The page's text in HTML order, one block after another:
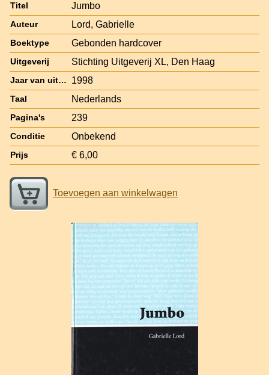
Titel Jumbo
Auteur Lord, Gabrielle
Boektype Gebonden hardcover
Uitgeverij Stichting Uitgeverij XL, Den Haag
Jaar van uitgave 1998
Taal Nederlands
Pagina's 239
Conditie Onbekend
Prijs € 6,00
Toevoegen aan winkelwagen